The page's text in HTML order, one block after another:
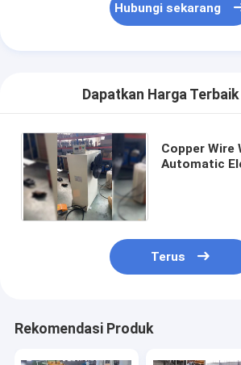
Hubungi sekarang
Dapatkan Harga
Copper Wire
Automatic
Terus
Rekomendasi Produk